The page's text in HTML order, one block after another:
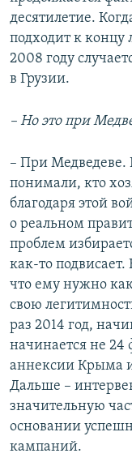
десятилетие.
подходит к концу
2008 году
в Грузии.
– Но это при
– При Медведеве.
понимали, кто
благодаря этой
о реальном
проблем
как-то
что ему нужно
свою
раз 2014 год,
начинается не 24
аннексии Крыма
Дальше –
значительную
основании
кампаний.